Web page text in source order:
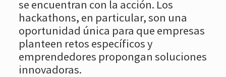
se encuentran con la acción. Los
hackathons, en particular, son una
oportunidad única para que empresas
planteen retos específicos y
emprendedores propongan soluciones
innovadoras.